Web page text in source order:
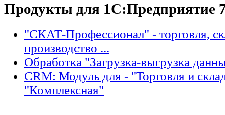
Продукты для 1С:Предприятие
"СКАТ-Профессионал" - торговля,
производство ...
Обработка "Загрузка-выгрузка
CRM: Модуль для - "Торговля и
"Комплексная"